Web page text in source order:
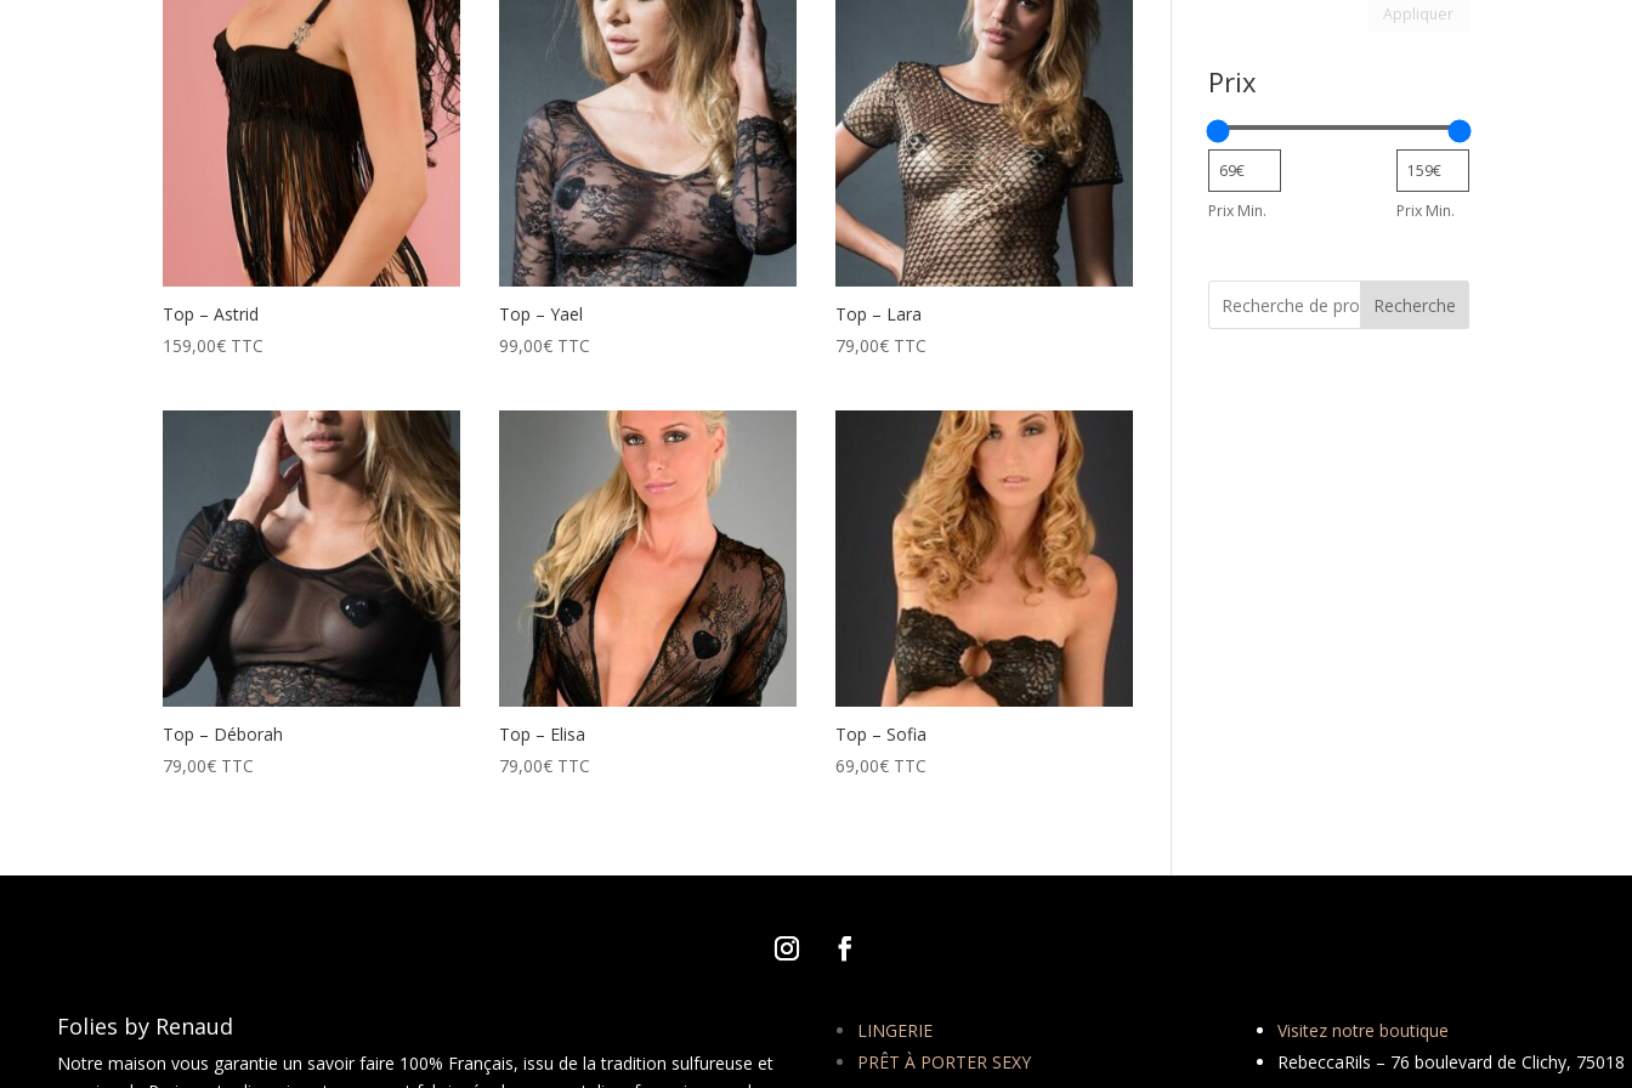
prix
décroissant
Top – Astrid
159,00€ TTC
Top – Yael
99,00€ TTC
Top – Lara
79,00€ TTC
Top – Déborah
79,00€ TTC
Top – Elisa
79,00€ TTC
Top – Sofia
69,00€ TTC
AppliquerAppliquer le filtre
Prix
Prix Min. Prix Min.
Recherche
Folies by Renaud
Notre maison vous garantie un savoir faire 100% Français, issu de la tradition sulfureuse et
LINGERIE
PRÊT À PORTER SEXY
Visitez notre boutique
RebeccaRils – 76 boulevard de Clichy, 75018